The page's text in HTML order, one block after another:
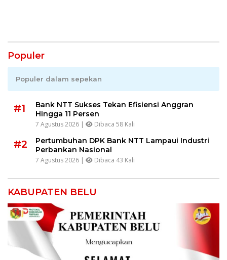
Populer
Populer dalam sepekan
#1
Bank NTT Sukses Tekan Efisiensi Anggran
Hingga 11 Persen
7 Agustus 2026 | Dibaca 58 Kali
#2
Pertumbuhan DPK Bank NTT Lampaui Industri
Perbankan Nasional
7 Agustus 2026 | Dibaca 43 Kali
KABUPATEN BELU